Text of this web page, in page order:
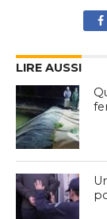
LIRE AUSSI